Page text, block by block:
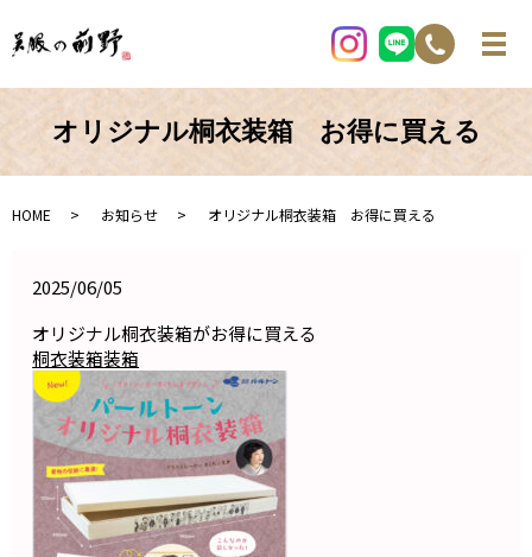
オリジナル桐衣装箱 お得に買える
HOME お知らせ オリジナル桐衣装箱 お得に買える
2025/06/05
オリジナル桐衣装箱がお得に買える
桐衣装箱装箱